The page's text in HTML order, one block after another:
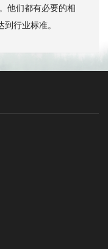
他们都有必要的相
到行业标准。